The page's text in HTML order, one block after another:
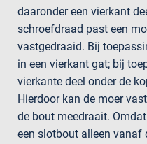
daaronder een vierkant
schroefdraad past een
vastgedraaid. Bij
in een vierkant gat; bij
vierkante deel onder de
Hierdoor kan de moer
de bout meedraait.
een slotbout alleen vanaf